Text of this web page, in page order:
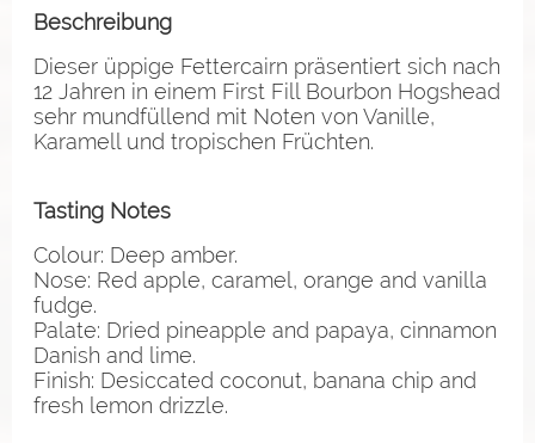
Beschreibung
Dieser üppige Fettercairn präsentiert sich nach
12 Jahren in einem First Fill Bourbon Hogshead
sehr mundfüllend mit Noten von Vanille,
Karamell und tropischen Früchten.
Tasting Notes
Colour: Deep amber.
Nose: Red apple, caramel, orange and vanilla
fudge.
Palate: Dried pineapple and papaya, cinnamon
Danish and lime.
Finish: Desiccated coconut, banana chip and
fresh lemon drizzle.